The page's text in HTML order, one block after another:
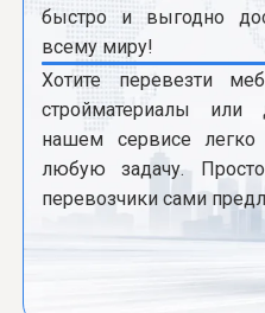
быстро и выгодно
всему миру!
Хотите перевезти
стройматериалы
нашем сервисе легко
любую задачу.
перевозчики сами